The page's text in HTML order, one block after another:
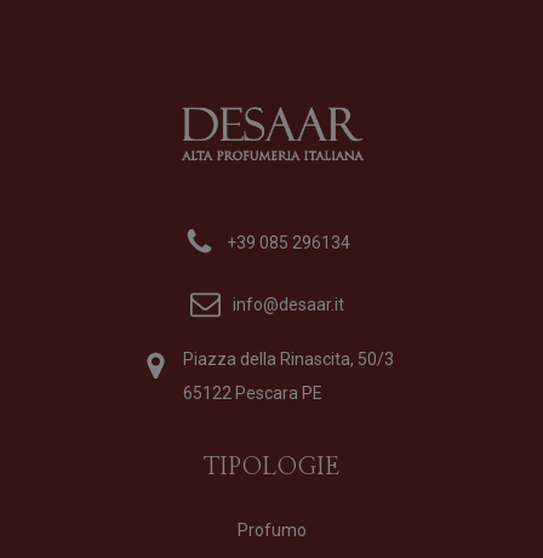
+39 085 296134
info@desaar.it
Piazza della Rinascita, 50/3
65122 Pescara PE
TIPOLOGIE
Profumo